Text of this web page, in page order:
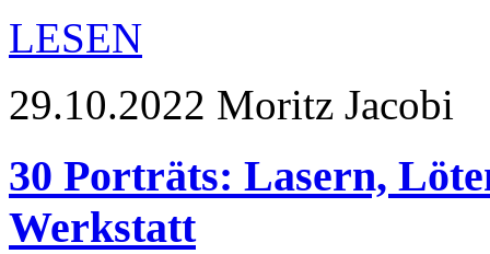
LESEN
29.10.2022 Moritz Jacobi
30 Porträts: Lasern,
Werkstatt